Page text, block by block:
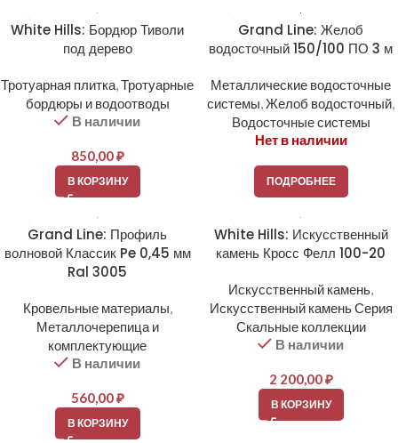
White Hills: Бордюр Тиволи
под дерево
Тротуарная плитка,Тротуарные
бордюры и водоотводы
В наличии
850,00₽
В КОРЗИНУ
Grand Line: Желоб
водосточный 150/100 ПО 3 м
Металлические водосточные
системы,Желоб водосточный,
Водосточные системы
Нет в наличии
ПОДРОБНЕЕ
Grand Line: Профиль
волновой Классик Pe 0,45 мм
Ral 3005
Кровельные материалы,
Металлочерепица и
комплектующие
В наличии
560,00₽
В КОРЗИНУ
White Hills: Искусственный
камень Кросс Фелл 100-20
Искусственный камень,
Искусственный камень Серия
Скальные коллекции
В наличии
2 200,00₽
В КОРЗИНУ